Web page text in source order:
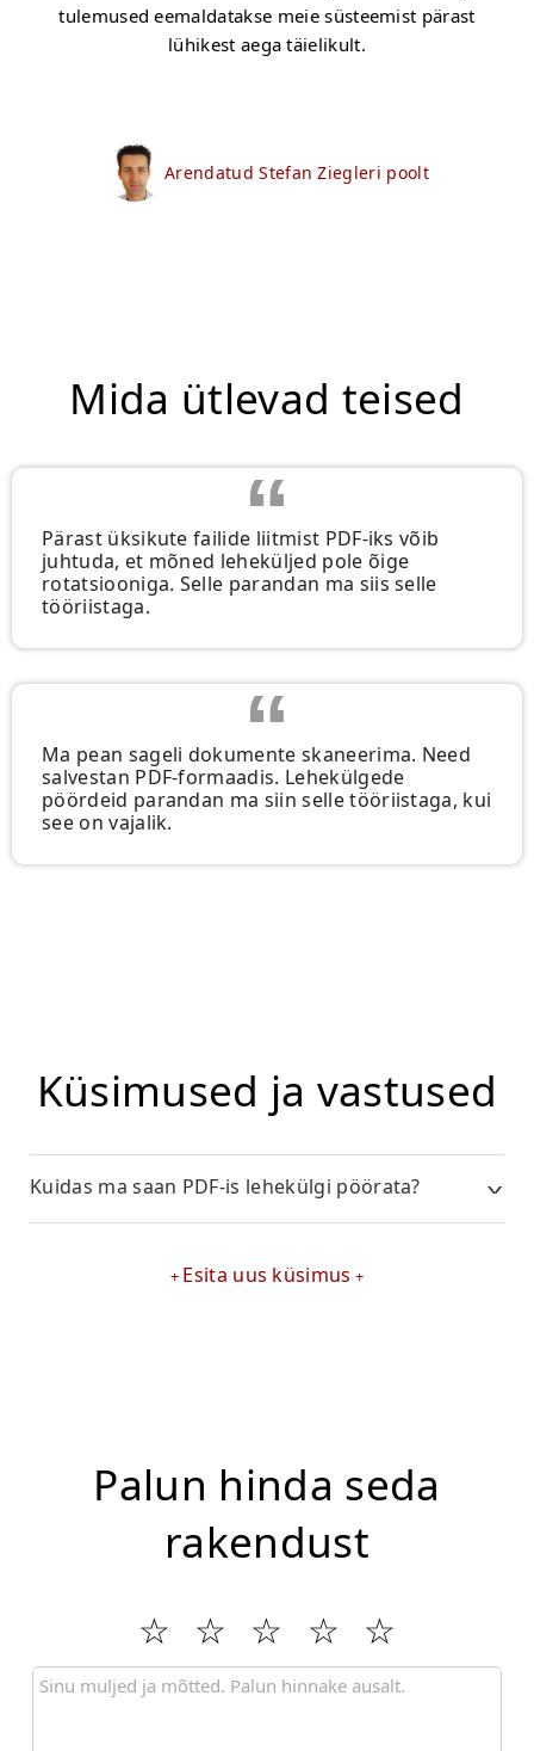
tulemused eemaldatakse meie süsteemist pärast
lühikest aega täielikult.
Arendatud Stefan Ziegleri poolt
Mida ütlevad teised
Pärast üksikute failide liitmist PDF-iks võib
juhtuda, et mõned leheküljed pole õige
rotatsiooniga. Selle parandan ma siis selle
tööriistaga.
Ma pean sageli dokumente skaneerima. Need
salvestan PDF-formaadis. Lehekülgede
pöördeid parandan ma siin selle tööriistaga, kui
see on vajalik.
Küsimused ja vastused
Kuidas ma saan PDF-is lehekülgi pöörata?
Esita uus küsimus
Palun hinda seda
rakendust